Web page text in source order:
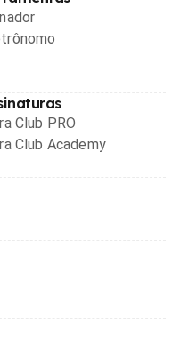
Club PRO
Club Academy